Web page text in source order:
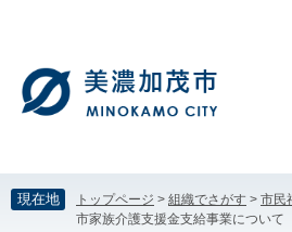
す。
し
て
本
現在地 トップページ > 組織でさがす > 市民
市家族介護支援金支給事業について